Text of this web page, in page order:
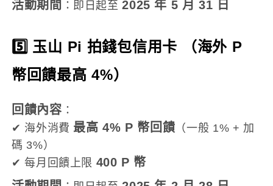
活動期間 ：即日起至2025 年 5 月 31 日
5️⃣ 玉山 Pi 拍錢包信用卡 （海外 P
幣回饋最高 4%）
回饋內容 ：
✔ 海外消費 最高 4% P 幣回饋 （一般 1% + 加
碼 3%）
✔ 每月回饋上限 400 P 幣